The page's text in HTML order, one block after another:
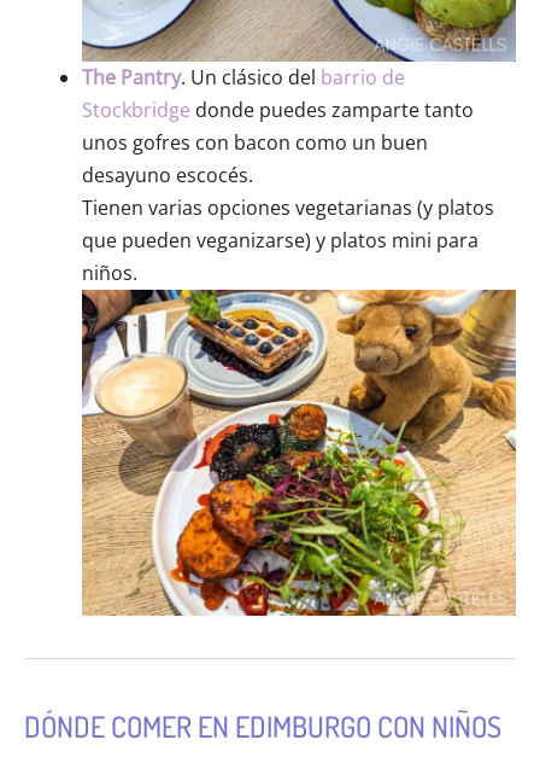
The Pantry. Un clásico del barrio de
Stockbridge donde puedes zamparte tanto
unos gofres con bacon como un buen
desayuno escocés.
Tienen varias opciones vegetarianas (y platos
que pueden veganizarse) y platos mini para
niños.
DÓNDE COMER EN EDIMBURGO CON NIÑOS